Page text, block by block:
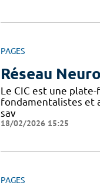
PAGES
Réseau
Le CIC est une
fondamentalistes et
sav
18/02/2026 15:25
PAGES